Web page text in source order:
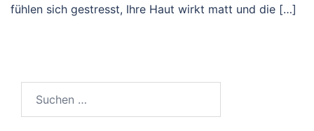
fühlen sich gestresst, Ihre Haut wirkt matt und die […]